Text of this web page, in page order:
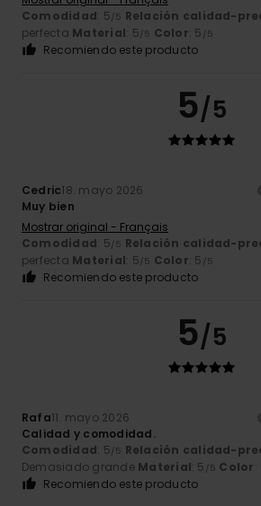
Comodidad: 5/5 Relación calidad-
perfecta Material: 5/5 Color: 5 /5
Recomiendo este producto
5/5
Cedric18. mayo 2026
Muy bien
Mostrar original - Français
Comodidad: 5/5 Relación calidad-
perfecta Material: 5/5 Color: 5 /5
Recomiendo este producto
5/5
Rafa11. mayo 2026
Calidad y comodidad.
Comodidad: 5/5 Relación calidad-
Demasiado grande Material: 5 /5 Color:
Recomiendo este producto